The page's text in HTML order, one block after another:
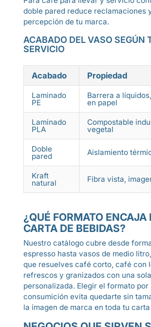
doble pared reduce reclamaciones
percepción de tu marca.
ACABADO DEL VASO SEGÚN
SERVICIO
Acabado Propiedad
Laminado
PE
Barrera a
en papel
Laminado
PLA
Compostable
vegetal
Doble
pared Aislamiento
Kraft
natural Fibra vista,
¿QUÉ FORMATO ENCAJA
CARTA DE BEBIDAS?
Nuestro catálogo cubre desde
espresso hasta vasos de medio
que resuelves café corto, café con
refrescos y granizados con una
personalizada. Elegir el formato por
consumición evita quedarte sin
la imagen de marca en toda tu